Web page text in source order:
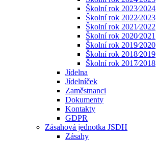
Školní rok 2023⁄2024
Školní rok 2022⁄2023
Školní rok 2021⁄2022
Školní rok 2020⁄2021
Školní rok 2019⁄2020
Školní rok 2018⁄2019
Školní rok 2017⁄2018
Jídelna
Jídelníček
Zaměstnanci
Dokumenty
Kontakty
GDPR
Zásahová jednotka JSDH
Zásahy